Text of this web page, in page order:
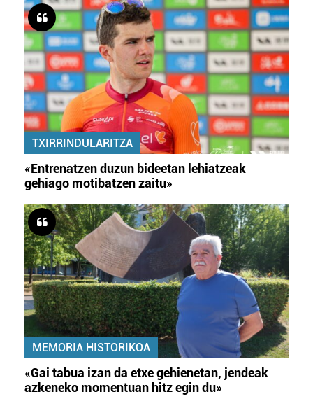
TXIRRINDULARITZA
«Entrenatzen duzun bideetan lehiatzeak
gehiago motibatzen zaitu»
MEMORIA HISTORIKOA
«Gai tabua izan da etxe gehienetan, jendeak
azkeneko momentuan hitz egin du»